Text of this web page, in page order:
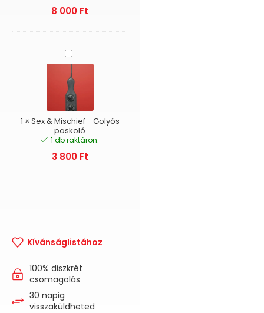
8 000 Ft
Sex
&
Mischief
-
Golyós
paskoló
1 × Sex & Mischief - Golyós
paskoló
1 db raktáron.
3 800 Ft
Kívánságlistához
100% diszkrét
csomagolás
30 napig
visszaküldheted